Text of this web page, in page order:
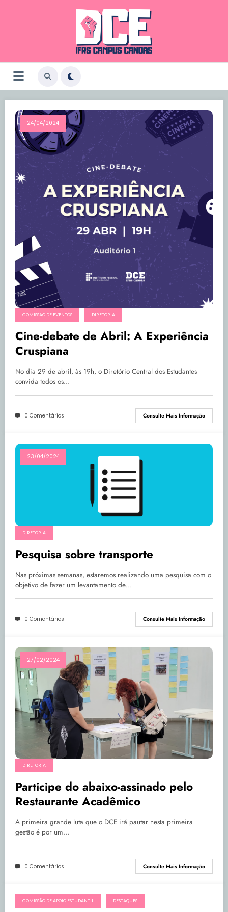
24/04/2024
COMISSÃO DE EVENTOS DIRETORIA
Cine-debate de Abril: A Experiência
Cruspiana
No dia 29 de abril, às 19h, o Diretório Central dos Estudantes
convida todos os…
0 Comentários Consulte Mais Informação
23/04/2024
DIRETORIA
Pesquisa sobre transporte
Nas próximas semanas, estaremos realizando uma pesquisa com o
objetivo de fazer um levantamento de…
0 Comentários Consulte Mais Informação
27/02/2024
DIRETORIA
Participe do abaixo-assinado pelo
Restaurante Acadêmico
A primeira grande luta que o DCE irá pautar nesta primeira
gestão é por um…
0 Comentários Consulte Mais Informação
27/02/2024
COMISSÃO DE APOIO ESTUDANTIL DESTAQUES